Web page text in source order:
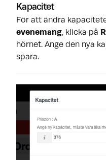
Kapacitet
För att ändra
evenemang, klicka på
hörnet. Ange den nya
spara.